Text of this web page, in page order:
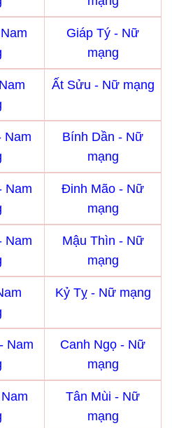
Giáp Tý - Nữ
mạng
Ất Sửu - Nữ mạng
Nam
Bính Dần - Nữ
mạng
Nam
Đinh Mão - Nữ
mạng
Nam
Mậu Thìn - Nữ
mạng
Kỷ Tỵ - Nữ mạng
Nam
Canh Ngọ - Nữ
mạng
Tân Mùi - Nữ
mạng